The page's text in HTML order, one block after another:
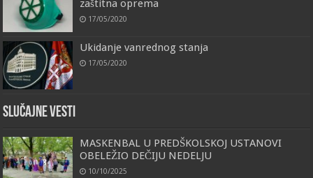
zaštitna oprema
17/05/2020
Ukidanje vanrednog stanja
17/05/2020
Slučajne vesti
MASKENBAL U PREDŠKOLSKOJ USTANOVI
OBELEŽIO DEČIJU NEDELJU
10/10/2025